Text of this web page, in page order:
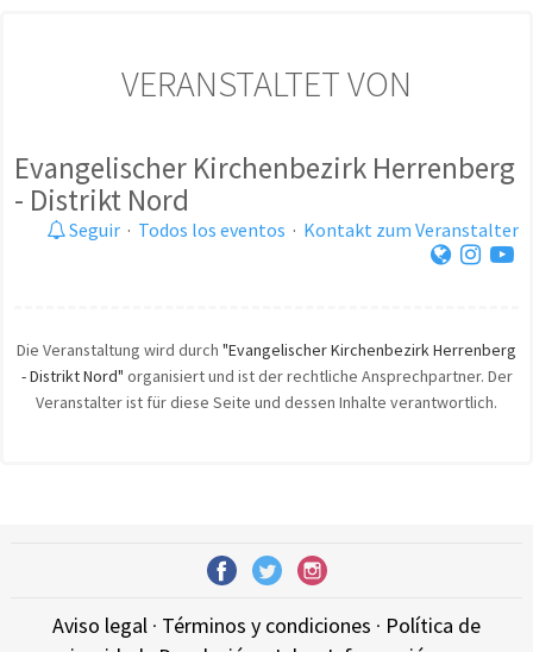
VERANSTALTET VON
Evangelischer Kirchenbezirk Herrenberg
- Distrikt Nord
Seguir · Todos los eventos · Kontakt zum Veranstalter
Die Veranstaltung wird durch "Evangelischer Kirchenbezirk Herrenberg
- Distrikt Nord" organisiert und ist der rechtliche Ansprechpartner. Der
Veranstalter ist für diese Seite und dessen Inhalte verantwortlich.
Aviso legal · Términos y condiciones · Política de